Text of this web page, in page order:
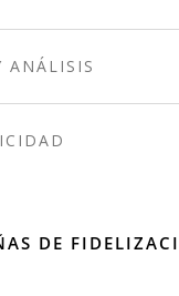
ANÁLISIS
DE